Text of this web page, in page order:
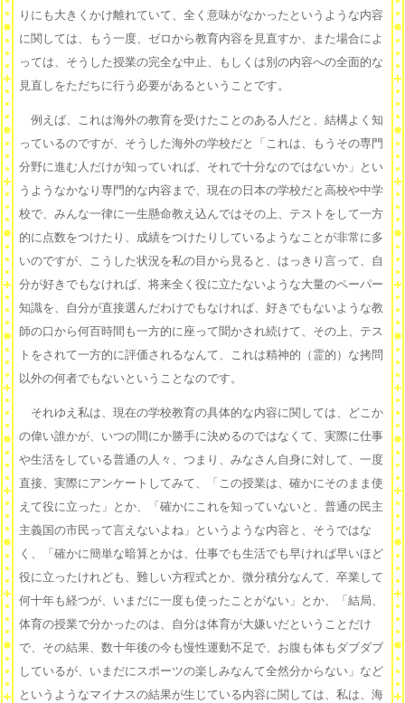
りにも大きくかけ離れていて、全く意味がなかったというような内容
に関しては、もう一度、ゼロから教育内容を見直すか、また場合によ
っては、そうした授業の完全な中止、もしくは別の内容への全面的な
見直しをただちに行う必要があるということです。
例えば、これは海外の教育を受けたことのある人だと、結構よく知
っているのですが、そうした海外の学校だと「これは、もうその専門
分野に進む人だけが知っていれば、それで十分なのではないか」とい
うようなかなり専門的な内容まで、現在の日本の学校だと高校や中学
校で、みんな一律に一生懸命教え込んではその上、テストをして一方
的に点数をつけたり、成績をつけたりしているようなことが非常に多
いのですが、こうした状況を私の目から見ると、はっきり言って、自
分が好きでもなければ、将来全く役に立たないような大量のペーパー
知識を、自分が直接選んだわけでもなければ、好きでもないような教
師の口から何百時間も一方的に座って聞かされ続けて、その上、テス
トをされて一方的に評価されるなんて、これは精神的（霊的）な拷問
以外の何者でもないということなのです。
それゆえ私は、現在の学校教育の具体的な内容に関しては、どこか
の偉い誰かが、いつの間にか勝手に決めるのではなくて、実際に仕事
や生活をしている普通の人々、つまり、みなさん自身に対して、一度
直接、実際にアンケートしてみて、「この授業は、確かにそのまま使
えて役に立った」とか、「確かにこれを知っていないと、普通の民主
主義国の市民って言えないよね」というような内容と、そうではな
く、「確かに簡単な暗算とかは、仕事でも生活でも早ければ早いほど
役に立ったけれども、難しい方程式とか、微分積分なんて、卒業して
何十年も経つが、いまだに一度も使ったことがない」とか、「結局、
体育の授業で分かったのは、自分は体育が大嫌いだということだけ
で、その結果、数十年後の今も慢性運動不足で、お腹も体もダブダブ
しているが、いまだにスポーツの楽しみなんて全然分からない」など
というようなマイナスの結果が生じている内容に関しては、私は、海